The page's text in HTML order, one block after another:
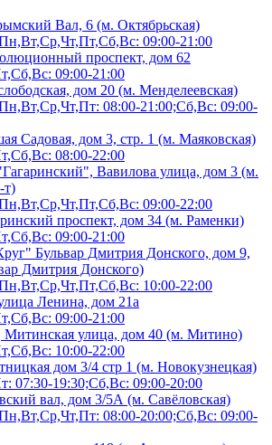
Вал, 6 (м. Октябрьская)
09:00-21:00
проспект, дом 62
09:00-21:00
дом 20 (м. Менделеевская)
08:00-21:00;Сб,Вс: 09:00-
Садовая, дом 3, стр. 1 (м. Маяковская)
08:00-22:00
Вавилова улица, дом 3 (м.
т)
09:00-22:00
проспект, дом 34 (м. Раменки)
09:00-21:00
Бульвар Дмитрия Донского, дом 9,
Дмитрия Донского)
10:00-22:00
Ленина, дом 21а
09:00-21:00
улица, дом 40 (м. Митино)
10:00-22:00
дом 3/4 стр 1 (м. Новокузнецкая)
07:30-19:30;Сб,Вс: 09:00-20:00
вал, дом 3/5А (м. Савёловская)
08:00-20:00;Сб,Вс: 09:00-